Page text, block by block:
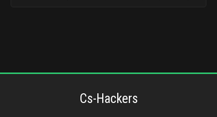
Cs-Hackers